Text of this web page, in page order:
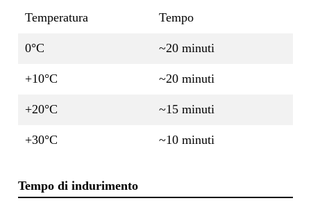
Temperatura Tempo
0°C ~20 minuti
+10°C ~20 minuti
+20°C ~15 minuti
+30°C ~10 minuti
Tempo di indurimento